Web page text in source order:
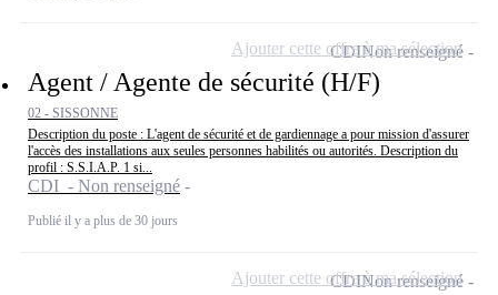
Agent / Agente de sécurité (H/F)
02 - SISSONNE
Description du poste : L'agent de sécurité et de gardiennage a pour mission d'assurer
l'accès des installations aux seules personnes habilités ou autorités. Description du
profil : S.S.I.A.P. 1 si...
CDI - Non renseigné
Publié il y a plus de 30 jours
CDINon renseigné
Ajouter cette offre à ma sélection
CDINon renseigné
Ajouter cette offre à ma sélection